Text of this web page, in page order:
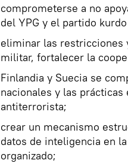
comprometerse a no
del YPG y el partido
eliminar las restricciones
militar, fortalecer la
Finlandia y Suecia se
nacionales y las
antiterrorista;
crear un mecanismo
datos de inteligencia en
organizado;